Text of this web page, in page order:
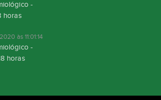
-
horas
às 11:01:14
-
horas